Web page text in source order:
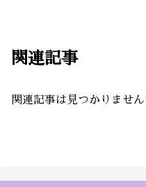
関連記事
関連記事は見つかりません